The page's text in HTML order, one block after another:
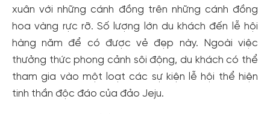
xuân với những cánh đồng trên những cánh đồng
hoa vàng rực rỡ. Số lượng lớn du khách đến lễ hội
hàng năm để có được vẻ đẹp này. Ngoài việc
thưởng thức phong cảnh sôi động, du khách có thể
tham gia vào một loạt các sự kiện lễ hội thể hiện
tinh thần độc đáo của đảo Jeju.
nhận ngay các ưu đãi
hấp dẫn
dành cho thành viên đến từ các đối tác của Gody.vn dành
cho cộng đồng.
Đăng nhập Facebook